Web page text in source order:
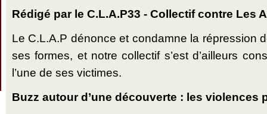
Rédigé par le C.L.A.P33 - Collectif contre Les
Le C.L.A.P dénonce et condamne la répression
ses formes, et notre collectif s’est d’ailleurs
l’une de ses victimes.
Buzz autour d’une découverte : les violences